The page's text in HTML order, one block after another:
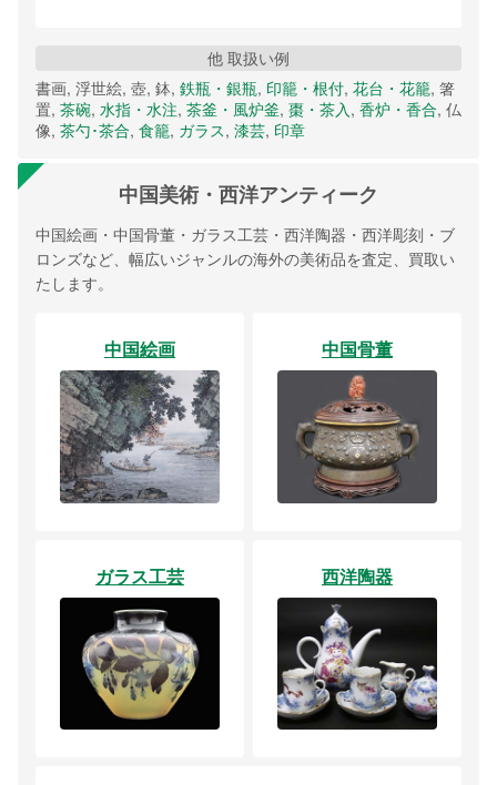
他 取扱い例
書画, 浮世絵, 壺, 鉢, 鉄瓶・銀瓶, 印籠・根付, 花台・花籠, 箸
置, 茶碗, 水指・水注, 茶釜・風炉釜, 棗・茶入, 香炉・香合, 仏
像, 茶勺･茶合, 食籠, ガラス, 漆芸, 印章
中国美術・西洋アンティーク
中国絵画・中国骨董・ガラス工芸・西洋陶器・西洋彫刻・ブ
ロンズなど、幅広いジャンルの海外の美術品を査定、買取い
たします。
中国絵画 中国骨董
ガラス工芸 西洋陶器